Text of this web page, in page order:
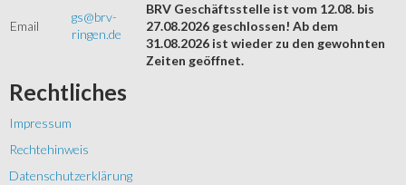
Email
gs@brv-
ringen.de
BRV Geschäftsstelle ist vom 12.08. bis
27.08.2026 geschlossen! Ab dem
31.08.2026 ist wieder zu den gewohnten
Zeiten geöffnet.
Rechtliches
Impressum
Rechtehinweis
Datenschutzerklärung